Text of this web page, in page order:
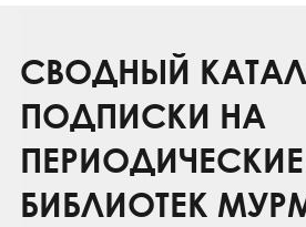
Коллегам
Контакты
СВОДНЫЙ
ПОДПИСКИ НА
БИБЛИОТЕК